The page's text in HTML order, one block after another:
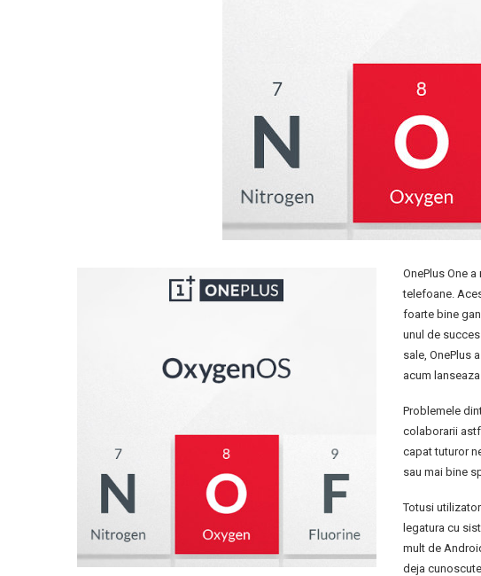
OnePlus One
telefoane.
foarte bine
unul de
sale, OnePlus
acum
Problemele
colaborarii
capat tuturor
sau mai bine
Totusi
legatura cu
mult de
deja